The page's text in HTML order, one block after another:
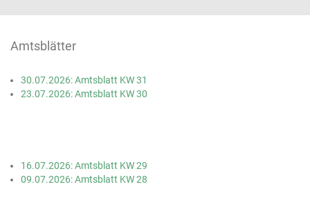
Amtsblätter
30.07.2026: Amtsblatt KW 31
23.07.2026: Amtsblatt KW 30
16.07.2026: Amtsblatt KW 29
09.07.2026: Amtsblatt KW 28